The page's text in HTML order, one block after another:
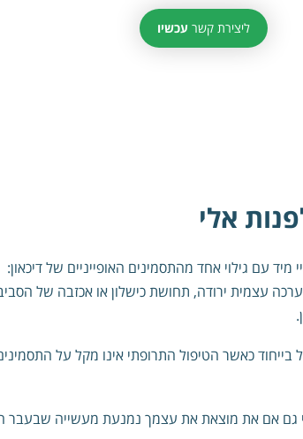
ליצירת קשר עכשיו
אלי
מיד עם גילוי אחד מהתסמינים האופייניים של דיכאון:
עצמית ירודה, תחושת כישלון או אכזבה של
בייחוד כאשר הטיפול התרופתי אינו מקל על
גם אם את מוצאת את עצמך נמנעת מעשייה שבעבר